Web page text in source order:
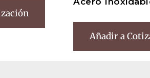
Añadir a